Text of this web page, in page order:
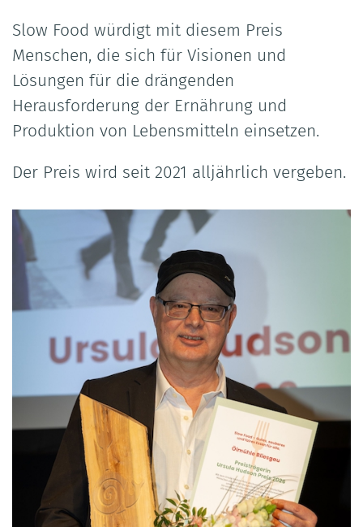
Slow Food würdigt mit diesem Preis
Menschen, die sich für Visionen und
Lösungen für die drängenden
Herausforderung der Ernährung und
Produktion von Lebensmitteln einsetzen.
Der Preis wird seit 2021 alljährlich vergeben.